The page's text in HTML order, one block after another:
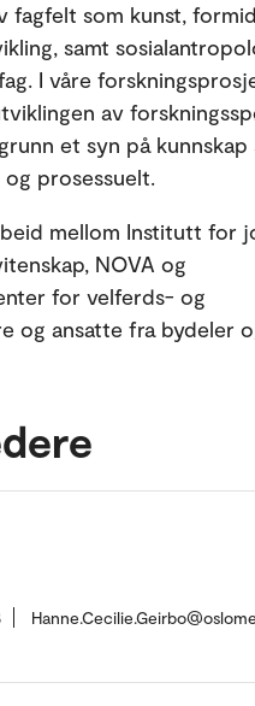
fagfelt som kunst,
samt
I våre
av
et syn på kunnskap
prosessuelt.
mellom Institutt for
NOVA og
for velferds- og
og ansatte fra bydeler